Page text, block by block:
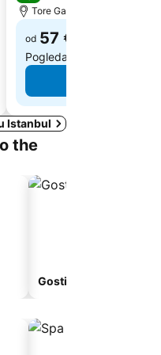
Tore Galata: udaljenost 5.3 km
od 57 €
Pogledaj cene sa
Istanbul
the
Gostionica